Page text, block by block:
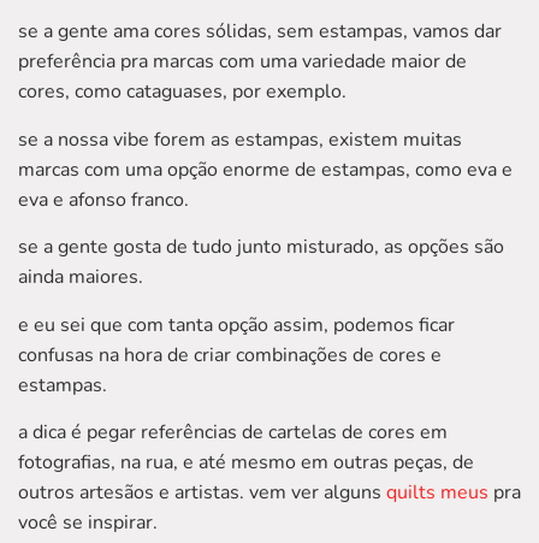
se a gente ama cores sólidas, sem estampas, vamos dar
preferência pra marcas com uma variedade maior de
cores, como cataguases, por exemplo.
se a nossa vibe forem as estampas, existem muitas
marcas com uma opção enorme de estampas, como eva e
eva e afonso franco.
se a gente gosta de tudo junto misturado, as opções são
ainda maiores.
e eu sei que com tanta opção assim, podemos ficar
confusas na hora de criar combinações de cores e
estampas.
a dica é pegar referências de cartelas de cores em
fotografias, na rua, e até mesmo em outras peças, de
outros artesãos e artistas. vem ver alguns quilts meus pra
você se inspirar.